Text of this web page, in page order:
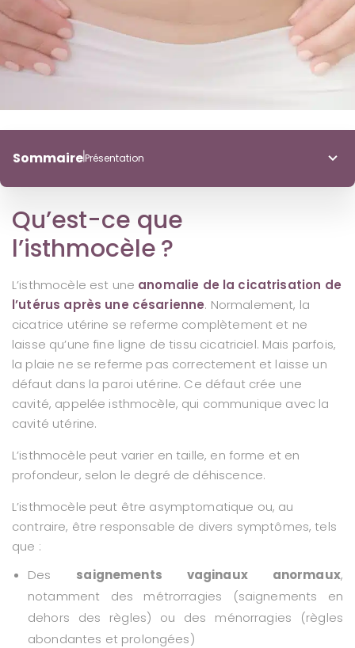
SommairePrésentation
Présentation
Facteurs
Diagnostic
Traitement
Qu’est-ce que
l’isthmocèle ?
L’isthmocèle est une anomalie de la cicatrisation de
l’utérus après une césarienne. Normalement, la
cicatrice utérine se referme complètement et ne
laisse qu’une fine ligne de tissu cicatriciel. Mais parfois,
la plaie ne se referme pas correctement et laisse un
défaut dans la paroi utérine. Ce défaut crée une
cavité, appelée isthmocèle, qui communique avec la
cavité utérine.
L’isthmocèle peut varier en taille, en forme et en
profondeur, selon le degré de déhiscence.
L’isthmocèle peut être asymptomatique ou, au
contraire, être responsable de divers symptômes, tels
que :
Des saignements vaginaux anormaux,
notamment des métrorragies (saignements en
dehors des règles) ou des ménorragies (règles
abondantes et prolongées)